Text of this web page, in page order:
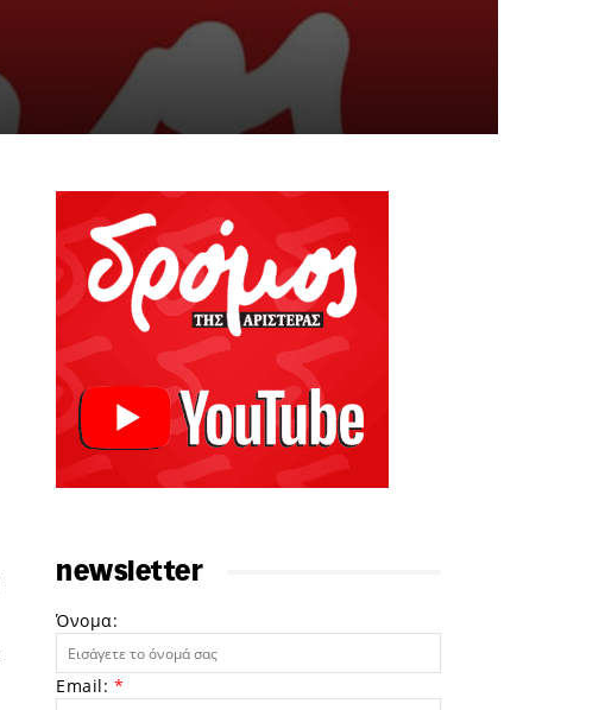
newsletter
Όνομα:
Email: *